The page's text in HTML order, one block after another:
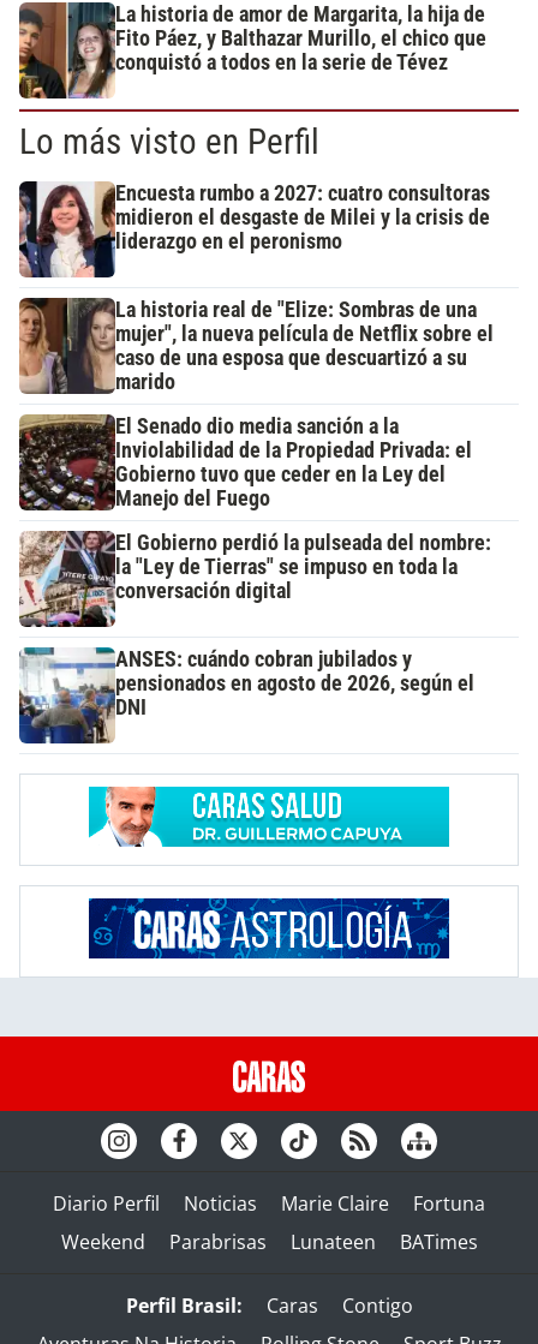
La historia de amor de Margarita, la hija de
Fito Páez, y Balthazar Murillo, el chico que
conquistó a todos en la serie de Tévez
Lo más visto en Perfil
Encuesta rumbo a 2027: cuatro consultoras
midieron el desgaste de Milei y la crisis de
liderazgo en el peronismo
La historia real de "Elize: Sombras de una
mujer", la nueva película de Netflix sobre el
caso de una esposa que descuartizó a su
marido
El Senado dio media sanción a la
Inviolabilidad de la Propiedad Privada: el
Gobierno tuvo que ceder en la Ley del
Manejo del Fuego
El Gobierno perdió la pulseada del nombre:
la "Ley de Tierras" se impuso en toda la
conversación digital
ANSES: cuándo cobran jubilados y
pensionados en agosto de 2026, según el
DNI
Diario Perfil Noticias Marie Claire
Fortuna
Weekend
Parabrisas Lunateen BATimes
Perfil Brasil: Caras
Contigo